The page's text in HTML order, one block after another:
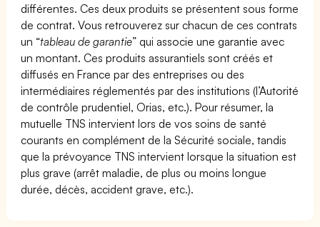
différentes. Ces deux produits se présentent sous forme
de contrat. Vous retrouverez sur chacun de ces contrats
un “tableau de garantie” qui associe une garantie avec
un montant. Ces produits assurantiels sont créés et
diffusés en France par des entreprises ou des
intermédiaires réglementés par des institutions (l’Autorité
de contrôle prudentiel, Orias, etc.). Pour résumer, la
mutuelle TNS intervient lors de vos soins de santé
courants en complément de la Sécurité sociale, tandis
que la prévoyance TNS intervient lorsque la situation est
plus grave (arrêt maladie, de plus ou moins longue
durée, décès, accident grave, etc.).